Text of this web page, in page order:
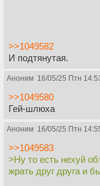
>>1049582
И подтянутая.
Аноним 16/05/25 Птн
>>1049580
Гей-шлюха
Аноним 16/05/25 Птн
>>1049583
>Ну то есть нехуй
жрать друг друга и